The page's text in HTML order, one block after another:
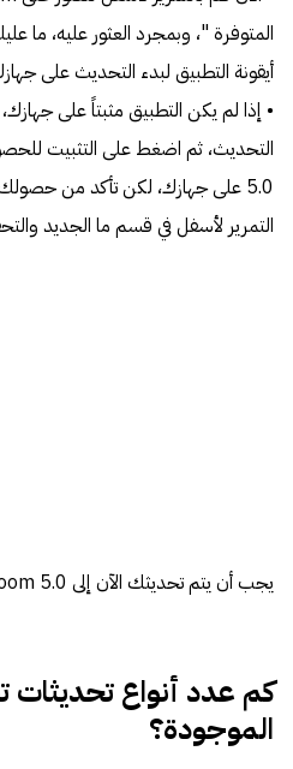
المتوفرة "، وبمجرد العثور عليه،
أيقونة التطبيق لبدء التحديث على
• إذا لم يكن التطبيق مثبتاً على
التمرير لأسفل في قسم ما الجديد
يجب أن يتم تحديثك الآن إلى Zoom 5.0 على جهاز iOS الخاص بك.
الموجودة؟